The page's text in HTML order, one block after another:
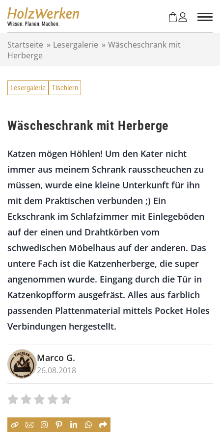
Startseite » Lesergalerie » Wäscheschrank mit
Herberge
Lesergalerie Tischlern
Wäscheschrank mit Herberge
Katzen mögen Höhlen! Um den Kater nicht
immer aus meinem Schrank rausscheuchen zu
müssen, wurde eine kleine Unterkunft für ihn
mit dem Praktischen verbunden ;) Ein
Eckschrank im Schlafzimmer mit Einlegeböden
auf der einen und Drahtkörben vom
schwedischen Möbelhaus auf der anderen. Das
untere Fach ist die Katzenherberge, die super
angenommen wurde. Eingang durch die Tür in
Katzenkopfform ausgefräst. Alles aus farblich
passenden Plattenmaterial mittels Pocket Holes
Verbindungen hergestellt.
Marco G.
26.08.2018